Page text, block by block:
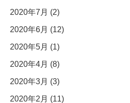
2020年7月 (2)
2020年6月 (12)
2020年5月 (1)
2020年4月 (8)
2020年3月 (3)
2020年2月 (11)